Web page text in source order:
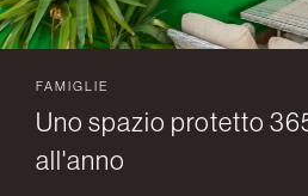
FAMIGLIE
Uno spazio protetto
all'anno